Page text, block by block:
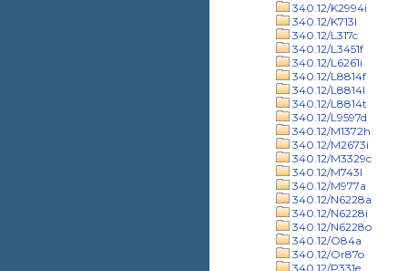
340.12/K2994i
340.12/K713l
340.12/L317c
340.12/L3451f
340.12/L6261i
340.12/L8814f
340.12/L8814l
340.12/L8814t
340.12/L9597d
340.12/M1372h
340.12/M2673i
340.12/M3329c
340.12/M743l
340.12/M977a
340.12/N6228a
340.12/N6228i
340.12/N6228o
340.12/O84a
340.12/Or87o
340.12/P331e